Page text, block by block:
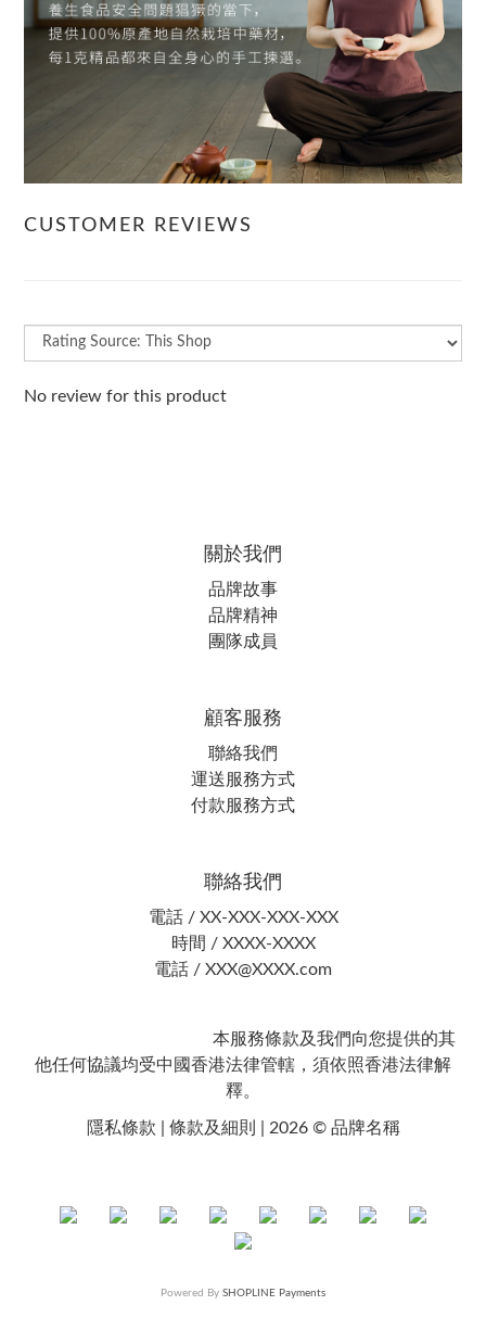
CUSTOMER REVIEWS
No review for this product
關於我們
品牌故事
品牌精神
團隊成員
顧客服務
聯絡我們
運送服務方式
付款服務方式
聯絡我們
電話 / XX-XXX-XXX-XXX
時間 / XXXX-XXXX
電話 / XXX@XXXX.com
本服務條款及我們向您提供的其
他任何協議均受中國香港法律管轄，須依照香港法律解
釋。
隱私條款 | 條款及細則 | 2026 © 品牌名稱
Powered By SHOPLINE Payments